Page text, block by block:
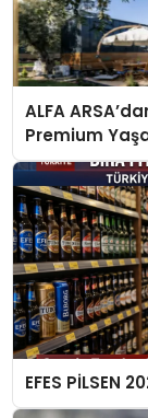
ALFA
Premium
EFES PİLSEN